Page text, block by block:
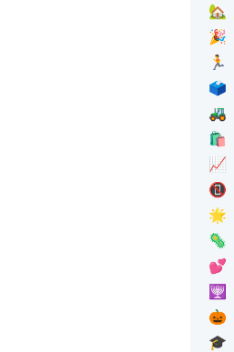
🏡
🎉
🏃
🗳️
🚜
🛍️
📈
📵
🌟
🦠
💕
🕎
🎃
🎓